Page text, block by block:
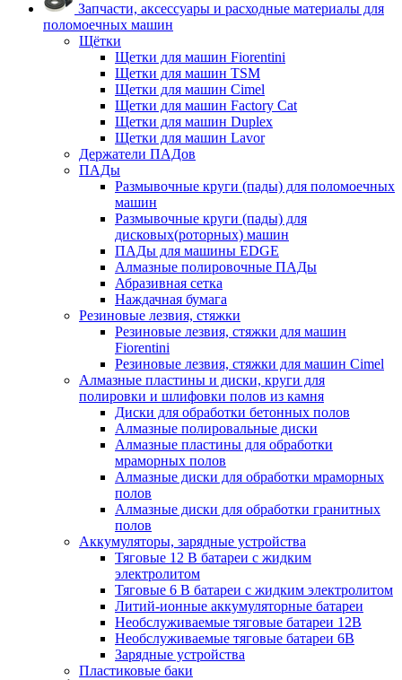
Запчасти, аксессуары и расходные материалы для
поломоечных машин
Щётки
Щетки для машин Fiorentini
Щетки для машин TSM
Щетки для машин Cimel
Щетки для машин Factory Cat
Щетки для машин Duplex
Щетки для машин Lavor
Держатели ПАДов
ПАДы
Размывочные круги (пады) для поломоечных
машин
Размывочные круги (пады) для
дисковых(роторных) машин
ПАДы для машины EDGE
Алмазные полировочные ПАДы
Абразивная сетка
Наждачная бумага
Резиновые лезвия, стяжки
Резиновые лезвия, стяжки для машин
Fiorentini
Резиновые лезвия, стяжки для машин Cimel
Алмазные пластины и диски, круги для
полировки и шлифовки полов из камня
Диски для обработки бетонных полов
Алмазные полировальные диски
Алмазные пластины для обработки
мраморных полов
Алмазные диски для обработки мраморных
полов
Алмазные диски для обработки гранитных
полов
Аккумуляторы, зарядные устройства
Тяговые 12 В батареи с жидким
электролитом
Тяговые 6 В батареи с жидким электролитом
Литий-ионные аккумуляторные батареи
Необслуживаемые тяговые батареи 12В
Необслуживаемые тяговые батареи 6В
Зарядные устройства
Пластиковые баки